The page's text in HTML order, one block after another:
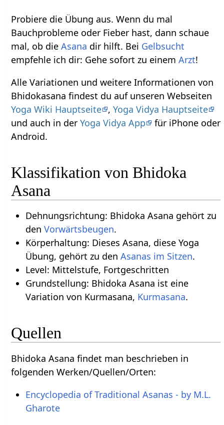
Probiere die Übung aus. Wenn du mal
Bauchprobleme oder Fieber hast, dann schaue
mal, ob dieAsana dir hilft. Bei Gelbsucht
empfehle ich dir: Gehe sofort zu einemArzt!
Alle Variationen und weitere Informationen von
Bhidokasana findest du auf unseren Webseiten
Yoga Wiki Hauptseite ,Yoga Vidya Hauptseite
und auch in derYoga Vidya App
für iPhone oder
Android.
Klassifikation von Bhidoka
Asana
Dehnungsrichtung: Bhidoka Asana gehört zu
den Vorwärtsbeugen.
Körperhaltung: Dieses Asana, diese Yoga
Übung, gehört zu den Asanas im Sitzen.
Level: Mittelstufe, Fortgeschritten
Grundstellung: Bhidoka Asana ist eine
Variation von Kurmasana, Kurmasana.
Quellen
Bhidoka Asana findet man beschrieben in
folgenden Werken/Quellen/Orten:
Encyclopedia of Traditional Asanas - by M.L.
Gharote